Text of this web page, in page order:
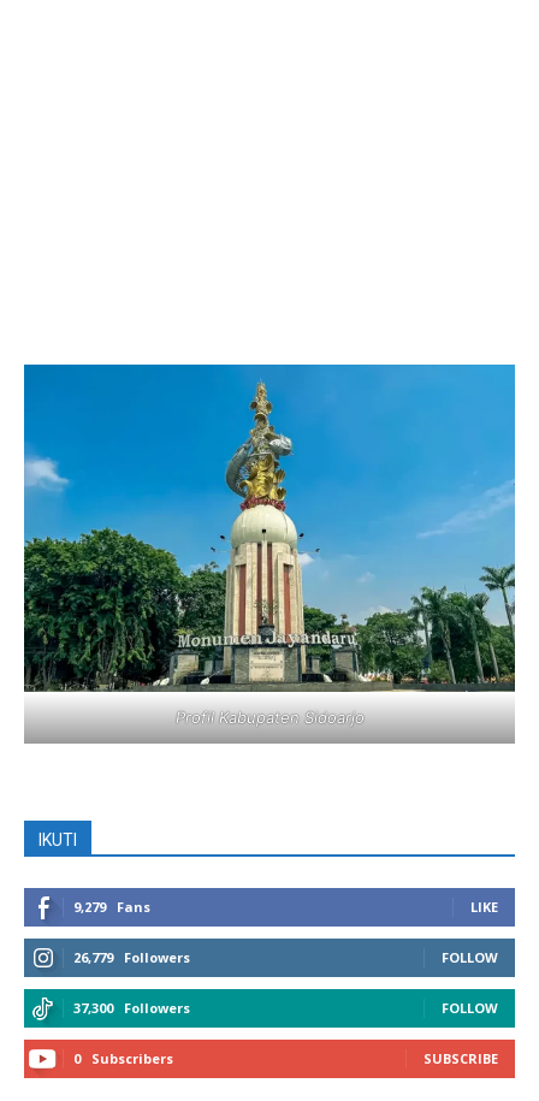
Profil Kabupaten Sidoarjo
IKUTI
9,279 Fans LIKE
26,779 Followers FOLLOW
37,300 Followers FOLLOW
0 Subscribers SUBSCRIBE